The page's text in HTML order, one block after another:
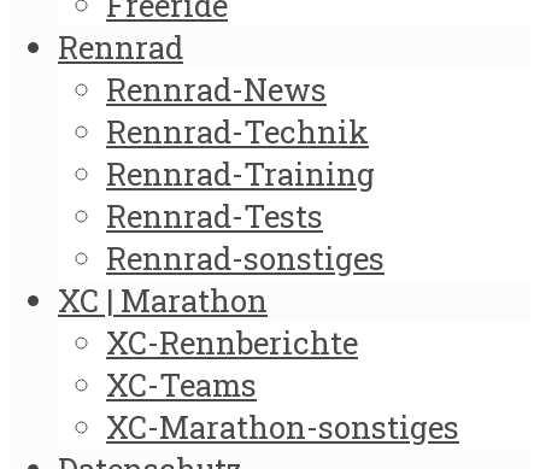
Rennrad
Rennrad-News
Rennrad-Technik
Rennrad-Training
Rennrad-Tests
Rennrad-sonstiges
XC | Marathon
XC-Rennberichte
XC-Teams
XC-Marathon-sonstiges